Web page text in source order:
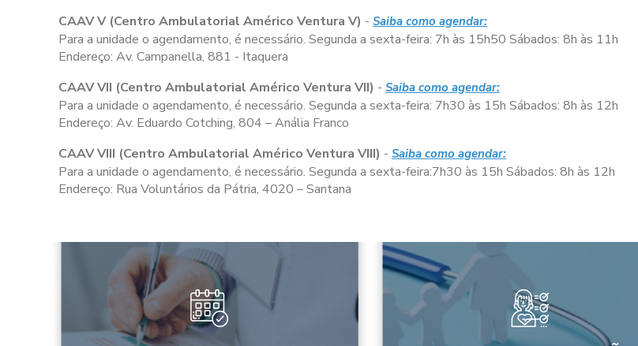
CAAV V (Centro Ambulatorial Américo Ventura V) - Saiba como agendar:
Para a unidade o agendamento, é necessário. Segunda a sexta-feira: 7h às 15h50 Sábados: 8h às 11h
Endereço: Av. Campanella, 881 - Itaquera
CAAV VII (Centro Ambulatorial Américo Ventura VII) - Saiba como agendar:
Para a unidade o agendamento, é necessário. Segunda a sexta-feira: 7h30 às 15h Sábados: 8h às 12h
Endereço: Av. Eduardo Cotching, 804 – Anália Franco
CAAV VIII (Centro Ambulatorial Américo Ventura VIII) - Saiba como agendar:
Para a unidade o agendamento, é necessário. Segunda a sexta-feira:7h30 às 15h Sábados: 8h às 12h
Endereço: Rua Voluntários da Pátria, 4020 – Santana